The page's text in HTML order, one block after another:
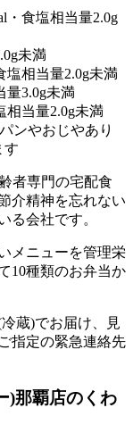
・食塩相当量2.0g
未満
塩相当量2.0g未満
量3.0g未満
相当量2.0g未満
ンやおじやあり
す
者専門の宅配食
介精神を忘れない
る会社です。
メニューを管理栄
10種類のお弁当か
蔵)でお届け、見
指定の緊急連絡先
)那覇店のくわ